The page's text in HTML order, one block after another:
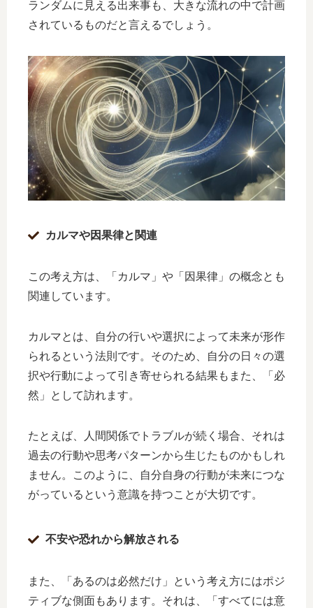
ランダムに見える出来事も、大きな流れの中で計画
されているものだと言えるでしょう。
カルマや因果律と関連
この考え方は、「カルマ」や「因果律」の概念とも
関連しています。
カルマとは、自分の行いや選択によって未来が形作
られるという法則です。そのため、自分の日々の選
択や行動によって引き寄せられる結果もまた、「必
然」として訪れます。
たとえば、人間関係でトラブルが続く場合、それは
過去の行動や思考パターンから生じたものかもしれ
ません。このように、自分自身の行動が未来につな
がっているという意識を持つことが大切です。
不安や恐れから解放される
また、「あるのは必然だけ」という考え方にはポジ
ティブな側面もあります。それは、「すべてには意